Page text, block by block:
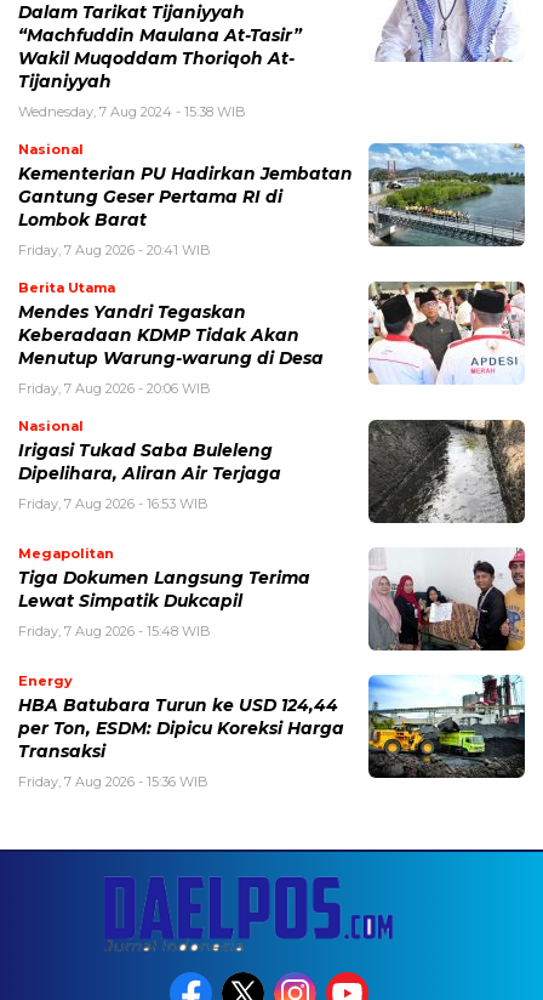
Dalam Tarikat Tijaniyyah
“Machfuddin Maulana At-Tasir”
Wakil Muqoddam Thoriqoh At-
Tijaniyyah
Wednesday, 7 Aug 2024 - 15:38 WIB
Nasional
Kementerian PU Hadirkan Jembatan
Gantung Geser Pertama RI di
Lombok Barat
Friday, 7 Aug 2026 - 20:41 WIB
Berita Utama
Mendes Yandri Tegaskan
Keberadaan KDMP Tidak Akan
Menutup Warung-warung di Desa
Friday, 7 Aug 2026 - 20:06 WIB
Nasional
Irigasi Tukad Saba Buleleng
Dipelihara, Aliran Air Terjaga
Friday, 7 Aug 2026 - 16:53 WIB
Megapolitan
Tiga Dokumen Langsung Terima
Lewat Simpatik Dukcapil
Friday, 7 Aug 2026 - 15:48 WIB
Energy
HBA Batubara Turun ke USD 124,44
per Ton, ESDM: Dipicu Koreksi Harga
Transaksi
Friday, 7 Aug 2026 - 15:36 WIB